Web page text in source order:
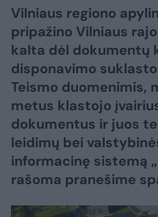
Vilniaus regiono
pripažino Vilniaus
kalta dėl dokumentų
disponavimo
Teismo duomenimis,
metus klastojo
dokumentus ir juos
leidimų bei
informacinę sistemą
rašoma pranešime